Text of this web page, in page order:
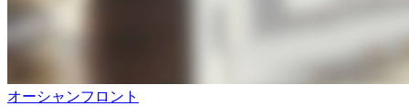
オーシャンフロント